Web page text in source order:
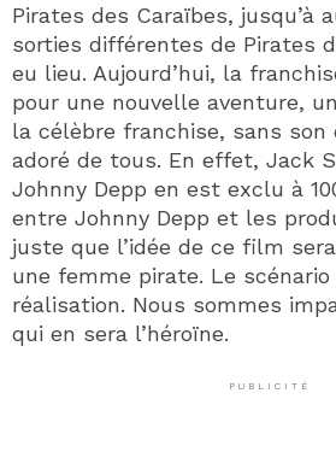
Pirates des Caraïbes, jusqu’à
sorties différentes de Pirates
eu lieu. Aujourd’hui, la
pour une nouvelle aventure, un
la célèbre franchise, sans son
adoré de tous. En effet, Jack
Johnny Depp en est exclu à
entre Johnny Depp et les
juste que l’idée de ce film
une femme pirate. Le
réalisation. Nous sommes
qui en sera l’héroïne.
PUBLICITÉ